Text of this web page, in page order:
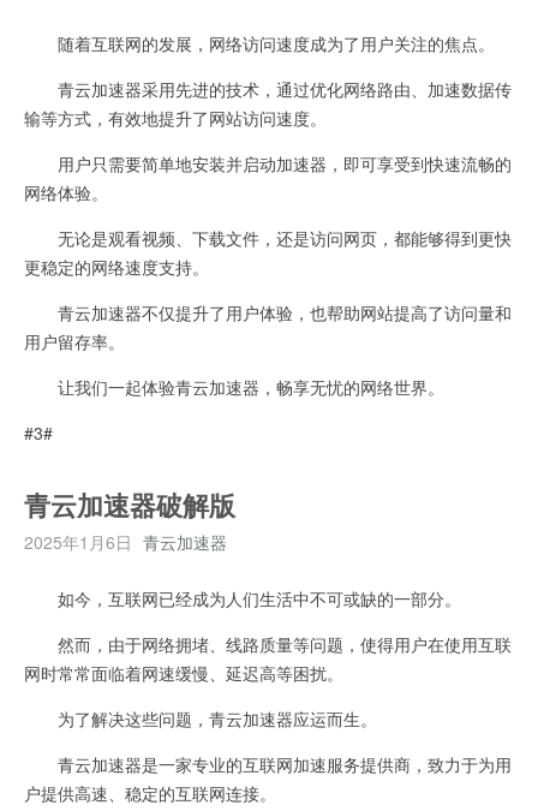
随着互联网的发展，网络访问速度成为了用户关注的焦点。
青云加速器采用先进的技术，通过优化网络路由、加速数据传
输等方式，有效地提升了网站访问速度。
用户只需要简单地安装并启动加速器，即可享受到快速流畅的
网络体验。
无论是观看视频、下载文件，还是访问网页，都能够得到更快
更稳定的网络速度支持。
青云加速器不仅提升了用户体验，也帮助网站提高了访问量和
用户留存率。
让我们一起体验青云加速器，畅享无忧的网络世界。
#3#
青云加速器破解版
2025年1月6日 青云加速器
如今，互联网已经成为人们生活中不可或缺的一部分。
然而，由于网络拥堵、线路质量等问题，使得用户在使用互联
网时常常面临着网速缓慢、延迟高等困扰。
为了解决这些问题，青云加速器应运而生。
青云加速器是一家专业的互联网加速服务提供商，致力于为用
户提供高速、稳定的互联网连接。